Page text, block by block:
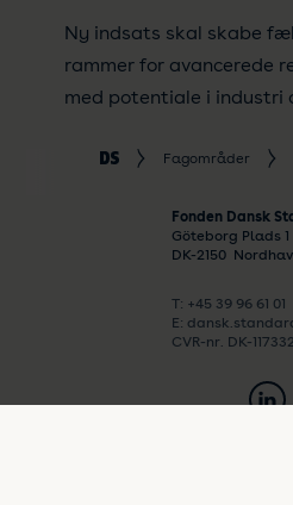
Ny indsats skal skabe
rammer for avancerede
med potentiale i industri
Fagområder
Fonden Dansk
Göteborg Plads 1
DK-2150
T: +45 39 96 61 01
E:
CVR-nr. DK-